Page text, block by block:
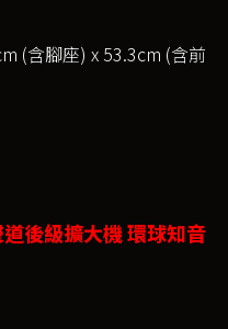
(含腳座) x 53.3cm (含前
後級擴大機 環球知音